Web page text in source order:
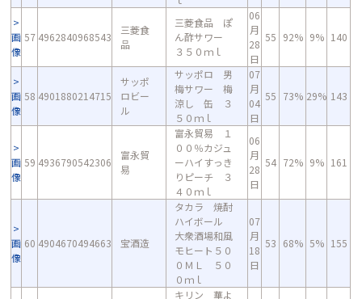
画
像
57 4962840968543
三菱食
品
三菱食品 ぽ
ん酢サワー
３５０ｍｌ
06
月
28
日
55 92% 9% 140
画
像
58 4901880214715
サッポ
ロビー
ル
サッポロ 男
梅サワー 梅
涼し 缶 ３
５０ｍｌ
07
月
04
日
55 73% 29% 143
画
像
59 4936790542306
富永貿
易
富永貿易 １
００％カジュ
ーハイすっき
りピーチ ３
４０ｍｌ
06
月
28
日
54 72% 9% 161
画
像
60 4904670494663 宝酒造
タカラ 焼酎
ハイボール
大衆酒場和風
モヒート５０
０ＭＬ ５０
０ｍｌ
07
月
18
日
53 68% 5% 155
キリン 華よ